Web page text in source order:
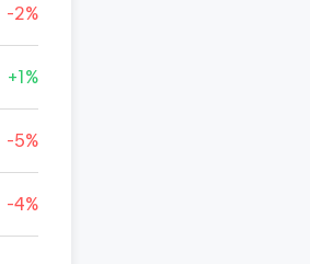
-2%
+1%
-5%
-4%